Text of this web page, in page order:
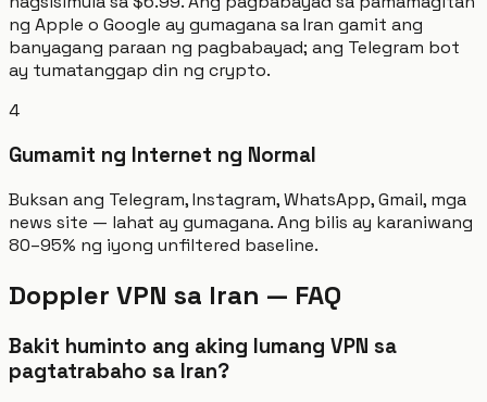
ng Apple o Google ay gumagana sa Iran gamit ang
banyagang paraan ng pagbabayad; ang Telegram bot
ay tumatanggap din ng crypto.
4
Gumamit ng Internet ng Normal
Buksan ang Telegram, Instagram, WhatsApp, Gmail, mga
news site — lahat ay gumagana. Ang bilis ay karaniwang
80–95% ng iyong unfiltered baseline.
Doppler VPN sa Iran — FAQ
Bakit huminto ang aking lumang VPN sa
pagtatrabaho sa Iran?